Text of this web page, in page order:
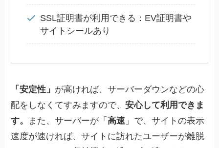
SSL証明書が利用できる ：EV証明書や
サイトシールあり
「安定性」 が高ければ、サーバーダウンなどの心
配をしなくてすみますので、安心して利用できま
す。
また、サーバーが 「高速 」 で、サイトの表示
速度が速ければ、サイトに訪れたユーザーが離脱